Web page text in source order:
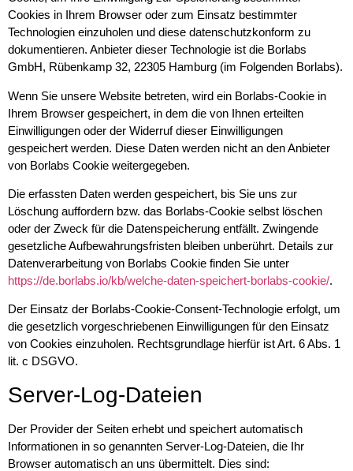
Cookies in Ihrem Browser oder zum Einsatz bestimmter
Technologien einzuholen und diese datenschutzkonform zu
dokumentieren. Anbieter dieser Technologie ist die Borlabs
GmbH, Rübenkamp 32, 22305 Hamburg (im Folgenden Borlabs).
Wenn Sie unsere Website betreten, wird ein Borlabs-Cookie in
Ihrem Browser gespeichert, in dem die von Ihnen erteilten
Einwilligungen oder der Widerruf dieser Einwilligungen
gespeichert werden. Diese Daten werden nicht an den Anbieter
von Borlabs Cookie weitergegeben.
Die erfassten Daten werden gespeichert, bis Sie uns zur
Löschung auffordern bzw. das Borlabs-Cookie selbst löschen
oder der Zweck für die Datenspeicherung entfällt. Zwingende
gesetzliche Aufbewahrungsfristen bleiben unberührt. Details zur
Datenverarbeitung von Borlabs Cookie finden Sie unter
https://de.borlabs.io/kb/welche-daten-speichert-borlabs-cookie/.
Der Einsatz der Borlabs-Cookie-Consent-Technologie erfolgt, um
die gesetzlich vorgeschriebenen Einwilligungen für den Einsatz
von Cookies einzuholen. Rechtsgrundlage hierfür ist Art. 6 Abs. 1
lit. c DSGVO.
Server-Log-Dateien
Der Provider der Seiten erhebt und speichert automatisch
Informationen in so genannten Server-Log-Dateien, die Ihr
Browser automatisch an uns übermittelt. Dies sind: